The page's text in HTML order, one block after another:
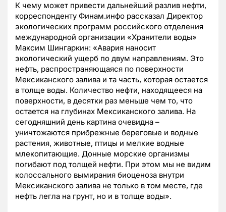
К чему может привести дальнейший разлив нефти,
корреспонденту Финам.инфо рассказал Директор
экологических программ российского отделения
международной организации «Хранители воды»
Максим Шингаркин: «Авария наносит
экологический ущерб по двум направлениям. Это
нефть, распространяющаяся по поверхности
Мексиканского залива и та часть, которая остается
в толще воды. Количество нефти, находящееся на
поверхности, в десятки раз меньше чем то, что
остается на глубинах Мексиканского залива. На
сегодняшний день картина очевидна –
уничтожаются прибрежные береговые и водные
растения, животные, птицы и мелкие водные
млекопитающие. Донные морские организмы
погибают под толщей нефти. При этом мы не видим
колоссального вымирания биоценоза внутри
Мексиканского залива не только в том месте, где
нефть легла на грунт, но и в толще воды».